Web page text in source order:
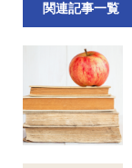
関連記事一覧